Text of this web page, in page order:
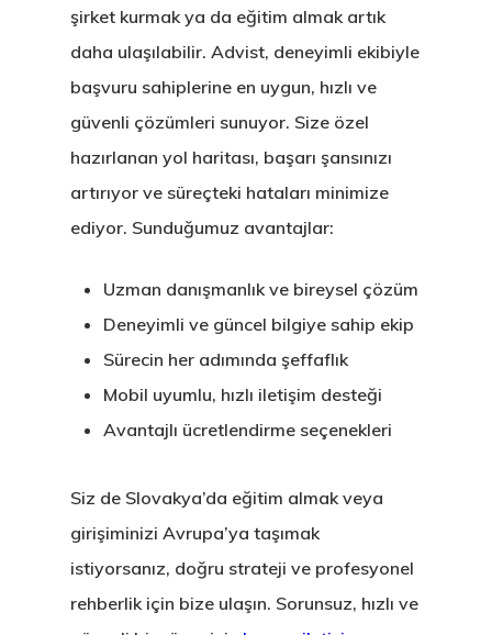
şirket kurmak ya da eğitim almak artık
daha ulaşılabilir. Advist, deneyimli ekibiyle
başvuru sahiplerine en uygun, hızlı ve
güvenli çözümleri sunuyor. Size özel
hazırlanan yol haritası, başarı şansınızı
artırıyor ve süreçteki hataları minimize
ediyor. Sunduğumuz avantajlar:
Uzman danışmanlık ve bireysel çözüm
Deneyimli ve güncel bilgiye sahip ekip
Sürecin her adımında şeffaflık
Mobil uyumlu, hızlı iletişim desteği
Avantajlı ücretlendirme seçenekleri
Siz de Slovakya’da eğitim almak veya
girişiminizi Avrupa’ya taşımak
istiyorsanız, doğru strateji ve profesyonel
rehberlik için bize ulaşın. Sorunsuz, hızlı ve